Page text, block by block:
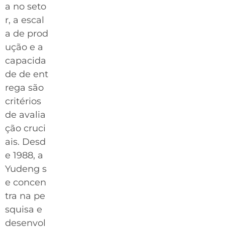
a no seto
r, a escal
a de prod
ução e a
capacida
de de ent
rega são
critérios
de avalia
ção cruci
ais. Desd
e 1988, a
Yudeng s
e concen
tra na pe
squisa e
desenvol